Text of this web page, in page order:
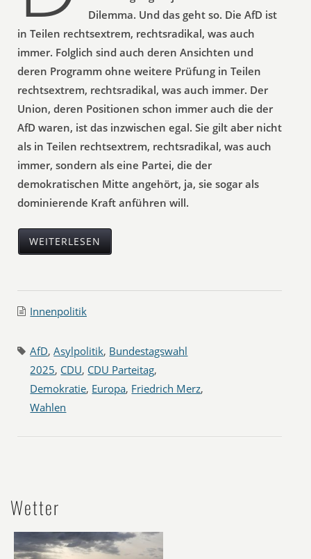
Dilemma. Und das geht so. Die AfD ist
in Teilen rechtsextrem, rechtsradikal, was auch
immer. Folglich sind auch deren Ansichten und
deren Programm ohne weitere Prüfung in Teilen
rechtsextrem, rechtsradikal, was auch immer. Der
Union, deren Positionen schon immer auch die der
AfD waren, ist das inzwischen egal. Sie gilt aber nicht
als in Teilen rechtsextrem, rechtsradikal, was auch
immer, sondern als eine Partei, die der
demokratischen Mitte angehört, ja, sie sogar als
dominierende Kraft anführen will.
WEITERLESEN
Innenpolitik
AfD,Asylpolitik, Bundestagswahl
2025, CDU, CDU Parteitag,
Demokratie, Europa, Friedrich Merz,
Wahlen
Wetter